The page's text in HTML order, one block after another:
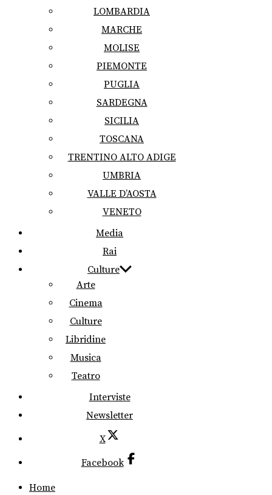
LOMBARDIA
MARCHE
MOLISE
PIEMONTE
PUGLIA
SARDEGNA
SICILIA
TOSCANA
TRENTINO ALTO ADIGE
UMBRIA
VALLE D’AOSTA
VENETO
Media
Rai
Culture
Arte
Cinema
Culture
Libridine
Musica
Teatro
Interviste
Newsletter
X
Facebook
Home